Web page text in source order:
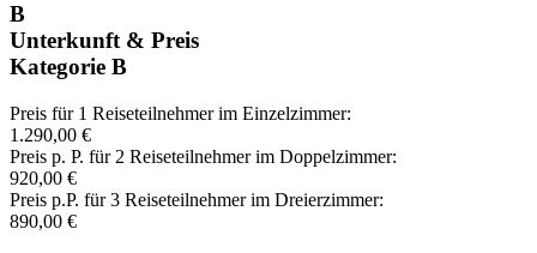
B
Unterkunft & Preis
Kategorie B
Preis für 1 Reiseteilnehmer im Einzelzimmer:
1.290,00 €
Preis p. P. für 2 Reiseteilnehmer im Doppelzimmer:
920,00 €
Preis p.P. für 3 Reiseteilnehmer im Dreierzimmer:
890,00 €